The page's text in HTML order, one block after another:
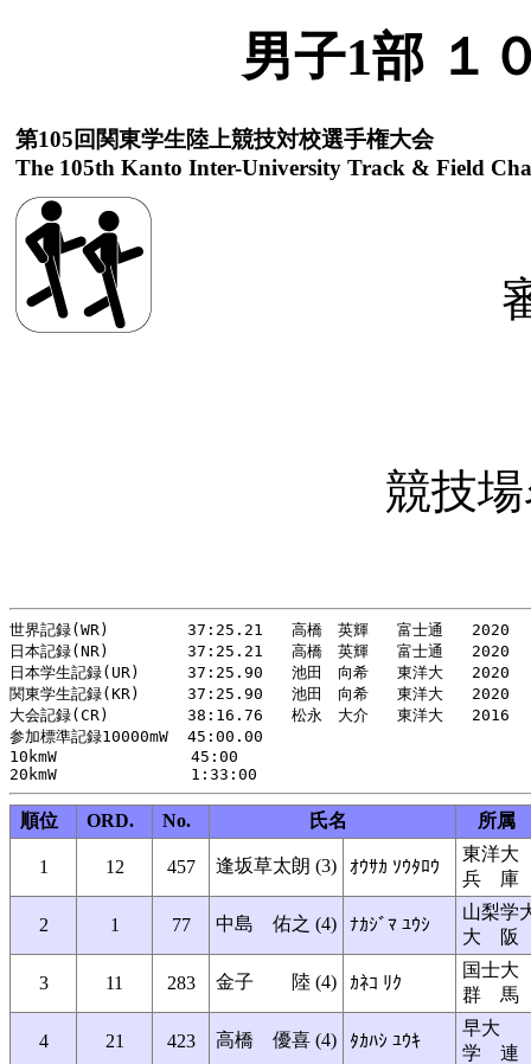
男子1部 １
第105回関東学生陸上競技対校選手権大会
The 105th Kanto Inter-University Track & Field
競技
世界記録(WR)    　　 37:25.21   高橋　英輝   富士通   2020
日本記録(NR)    　　 37:25.21   高橋　英輝   富士通   2020
日本学生記録(UR)     37:25.90   池田　向希   東洋大   2020
関東学生記録(KR)     37:25.90   池田　向希   東洋大   2020
大会記録(CR)    　　 38:16.76   松永　大介   東洋大   2016
参加標準記録10000mW  45:00.00
10kmW  　　　　　    45:00
順位 ORD. No. 氏名 所属
1 12 457 逢坂草太朗 (3) ｵｳｻｶ ｿｳﾀﾛｳ
東洋大
兵 庫
2 1 77 中島 佑之 (4) ﾅｶｼﾞﾏ ﾕｳｼ
山梨学
大 阪
3 11 283 金子 陸 (4) ｶﾈｺ ﾘｸ
国士大
群 馬
4 21 423 高橋 優喜 (4) ﾀｶﾊｼ ﾕｳｷ
早大
学 連